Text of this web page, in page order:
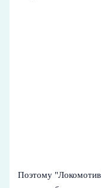
Поэтому